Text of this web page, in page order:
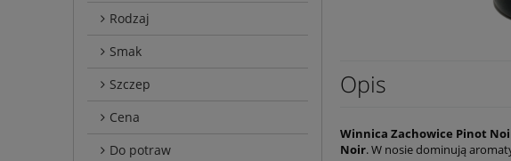
Rodzaj
Smak
Szczep
Cena
Do potraw
Opis
Winnica Zachowice Pinot
Noir. W nosie dominują